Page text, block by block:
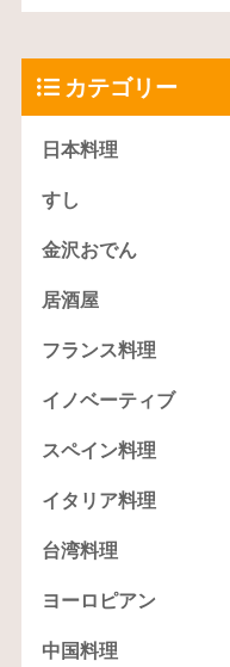
カテゴリー
日本料理
すし
金沢おでん
居酒屋
フランス料理
イノベーティブ
スペイン料理
イタリア料理
台湾料理
ヨーロピアン
中国料理